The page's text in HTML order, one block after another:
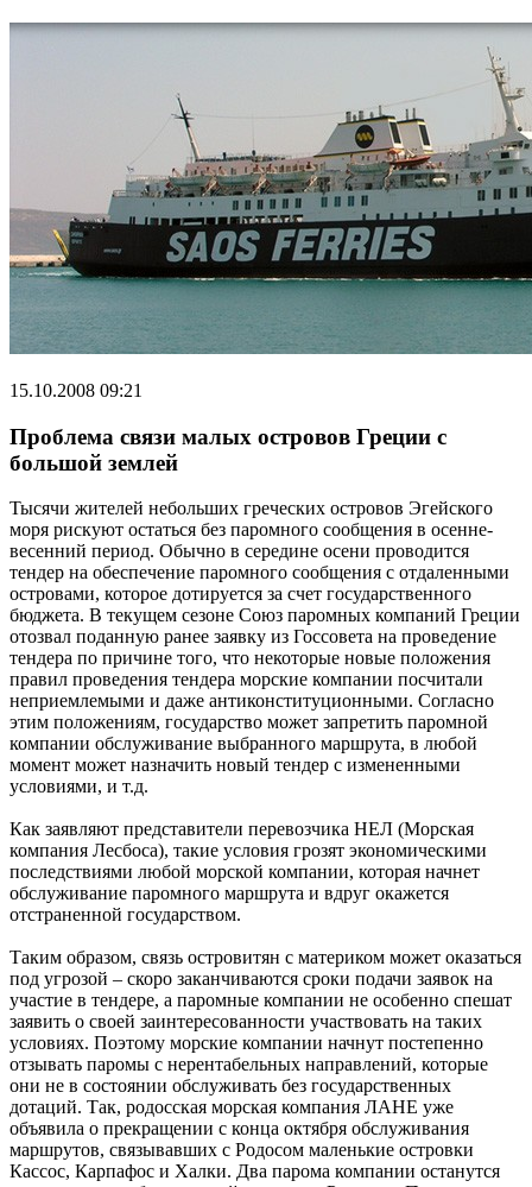
15.10.2008 09:21
Проблема связи малых островов Греции с
большой землей
Тысячи жителей небольших греческих островов Эгейского
моря рискуют остаться без паромного сообщения в осенне-
весенний период. Обычно в середине осени проводится
тендер на обеспечение паромного сообщения с отдаленными
островами, которое дотируется за счет государственного
бюджета. В текущем сезоне Союз паромных компаний Греции
отозвал поданную ранее заявку из Госсовета на проведение
тендера по причине того, что некоторые новые положения
правил проведения тендера морские компании посчитали
неприемлемыми и даже антиконституционными. Согласно
этим положениям, государство может запретить паромной
компании обслуживание выбранного маршрута, в любой
момент может назначить новый тендер с измененными
условиями, и т.д.
Как заявляют представители перевозчика НЕЛ (Морская
компания Лесбоса), такие условия грозят экономическими
последствиями любой морской компании, которая начнет
обслуживание паромного маршрута и вдруг окажется
отстраненной государством.
Таким образом, связь островитян с материком может оказаться
под угрозой – скоро заканчиваются сроки подачи заявок на
участие в тендере, а паромные компании не особенно спешат
заявить о своей заинтересованности участвовать на таких
условиях. Поэтому морские компании начнут постепенно
отзывать паромы с нерентабельных направлений, которые
они не в состоянии обслуживать без государственных
дотаций. Так, родосская морская компания ЛАНЕ уже
объявила о прекращении с конца октября обслуживания
маршрутов, связывавших с Родосом маленькие островки
Кассос, Карпафос и Халки. Два парома компании останутся